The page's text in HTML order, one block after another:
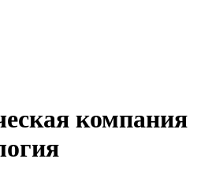
компания